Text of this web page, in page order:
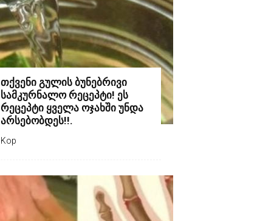
თქვენი გულის ბუნებრივი
სამკურნალო რეცეპტი! ეს
რეცეპტი ყველა ოჯახში უნდა
არსებობდეს!!.
Kop